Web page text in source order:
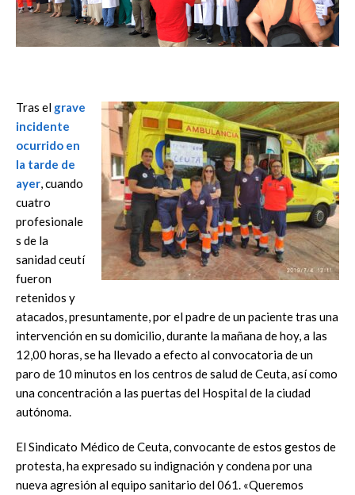
Tras el grave
incidente
ocurrido en
la tarde de
ayer, cuando
cuatro
profesionale
s de la
sanidad ceutí
fueron
retenidos y
atacados, presuntamente, por el padre de un paciente tras una
intervención en su domicilio, durante la mañana de hoy, a las
12,00 horas, se ha llevado a efecto al convocatoria de un
paro de 10 minutos en los centros de salud de Ceuta, así como
una concentración a las puertas del Hospital de la ciudad
autónoma.
El Sindicato Médico de Ceuta, convocante de estos gestos de
protesta, ha expresado su indignación y condena por una
nueva agresión al equipo sanitario del 061. «Queremos